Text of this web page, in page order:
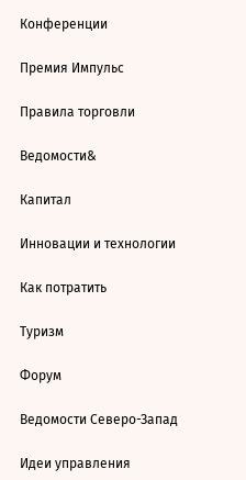
Конференции
Премия Импульс
Правила торговли
Ведомости&
Капитал
Инновации и технологии
Как потратить
Туризм
Форум
Ведомости Северо-Запад
Идеи управления